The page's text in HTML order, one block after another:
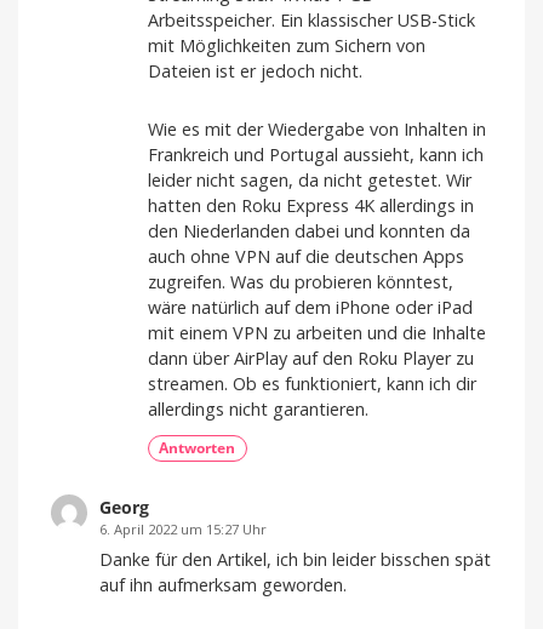
Arbeitsspeicher. Ein klassischer USB-Stick
mit Möglichkeiten zum Sichern von
Dateien ist er jedoch nicht.
Wie es mit der Wiedergabe von Inhalten in
Frankreich und Portugal aussieht, kann ich
leider nicht sagen, da nicht getestet. Wir
hatten den Roku Express 4K allerdings in
den Niederlanden dabei und konnten da
auch ohne VPN auf die deutschen Apps
zugreifen. Was du probieren könntest,
wäre natürlich auf dem iPhone oder iPad
mit einem VPN zu arbeiten und die Inhalte
dann über AirPlay auf den Roku Player zu
streamen. Ob es funktioniert, kann ich dir
allerdings nicht garantieren.
Antworten
Georg
6. April 2022 um 15:27 Uhr
Danke für den Artikel, ich bin leider bisschen spät
auf ihn aufmerksam geworden.